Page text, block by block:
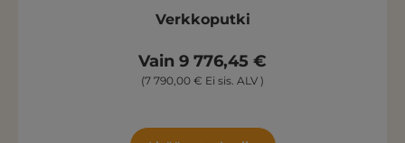
Verkkoputki
Vain 9 776,45 €
(7 790,00 € Ei sis. ALV )